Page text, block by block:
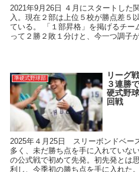
2021年9月26日 ４月にスタートした
入。現在２部は上位５校が勝点差５
ている。 「１部昇格」を掲げるチー
って２勝２敗１分けと、今一つ調子
準硬式野球部
リーグ
３連勝
硬式野
回戦
2025年４月25日 スリーボンドベー
多く、未だ勝ち点を手に入れていな
の公式戦で初めて先発。初先発とは
利し、今季初の勝ち点を手に入れた